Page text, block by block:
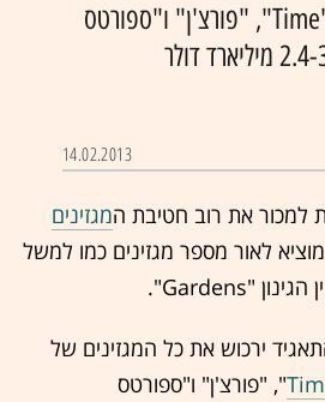
TIME מלבד שלושה - "Time", "פורצ'ן" ו"ספורטס
14.02.2013
למכור את רוב חטיבת המגזינים
לאור מספר מגזינים כמו למשל
ירכוש את כל המגזינים של
", "פורצ'ן" ו"ספורטס